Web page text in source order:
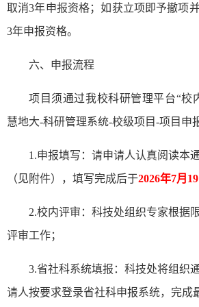
取消3年申报资格；如获立项即予撤项
3年申报资格。
六、申报流程
项目须通过我校科研管理平台“校
慧地大-科研管理系统-校级项目-项目申
1.申报填写：请申请人认真阅读本
（见附件），填写完成后于2026年7月
2.校内评审：科技处组织专家根据
评审工作；
3.省社科系统填报：科技处将组织
请人按要求登录省社科申报系统，完成